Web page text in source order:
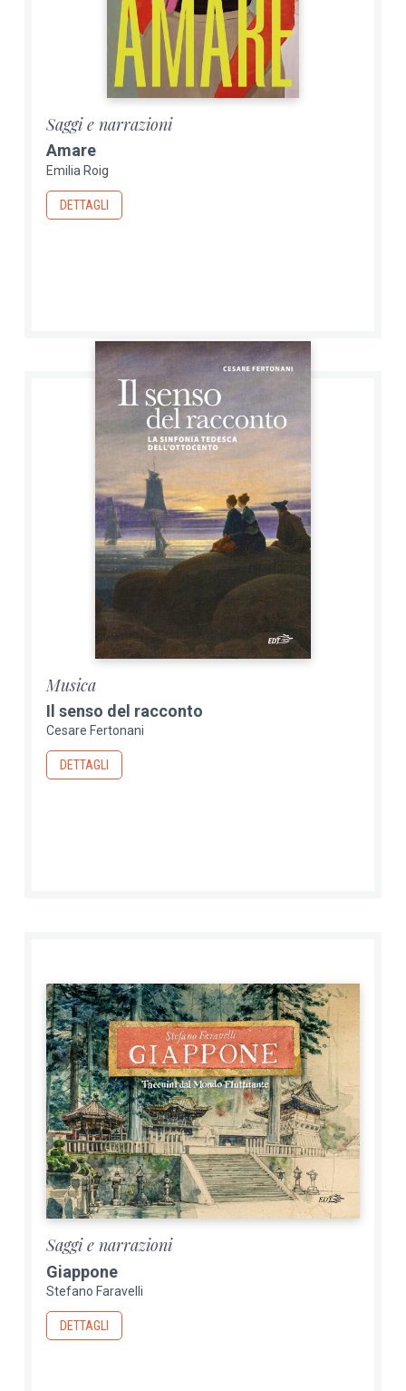
Saggi e narrazioni
Amare
Emilia Roig
DETTAGLI
Musica
Il senso del racconto
Cesare Fertonani
DETTAGLI
Saggi e narrazioni
Giappone
Stefano Faravelli
DETTAGLI